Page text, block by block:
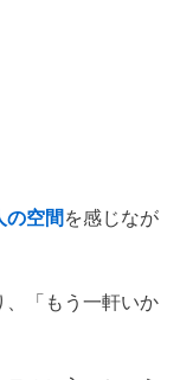
の空間を感じなが
、「もう一軒いか